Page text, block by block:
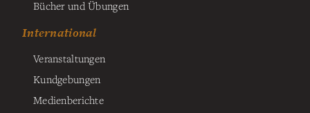
Bücher und Übungen
International
Veranstaltungen
Kundgebungen
Medienberichte